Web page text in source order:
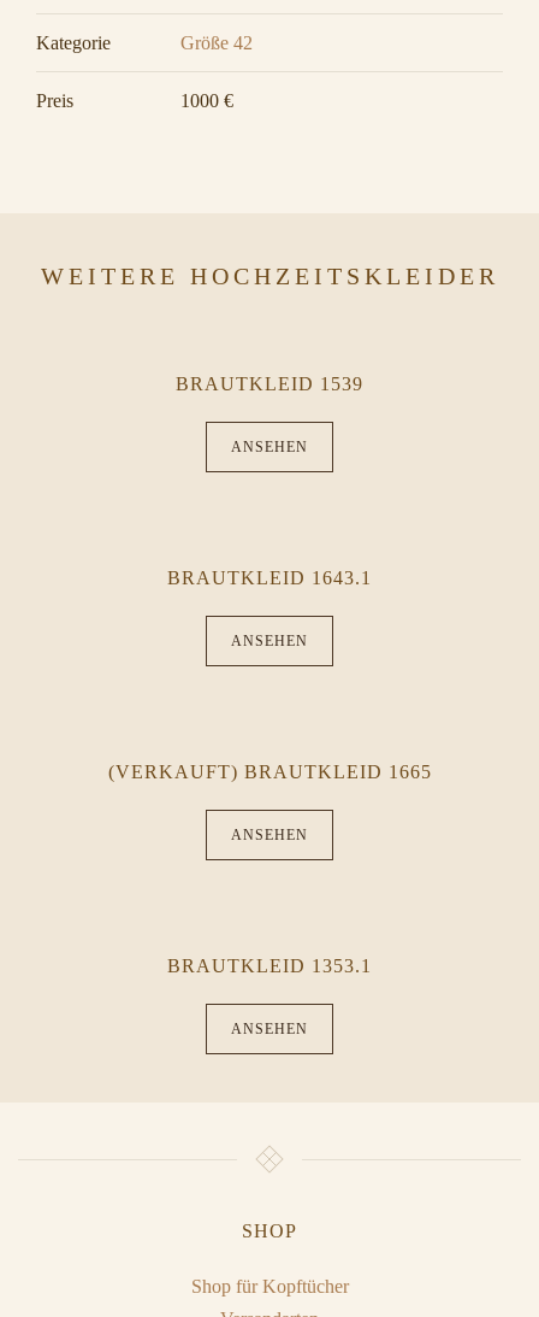
Kategorie Größe 42
Preis 1000 €
WEITERE HOCHZEITSKLEIDER
BRAUTKLEID 1539
ANSEHEN
BRAUTKLEID 1643.1
ANSEHEN
(VERKAUFT) BRAUTKLEID 1665
ANSEHEN
BRAUTKLEID 1353.1
ANSEHEN
SHOP
Shop für Kopftücher